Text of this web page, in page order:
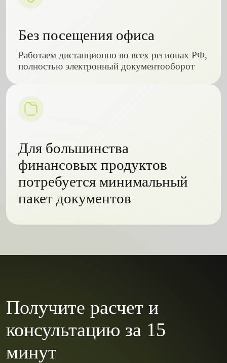
Без посещения офиса
Работаем дистанционно во всех регионах РФ,
полностью электронный документооборот
Для большинства
финансовых продуктов
потребуется минимальный
пакет документов
Получите расчет и
консультацию за 15
минут